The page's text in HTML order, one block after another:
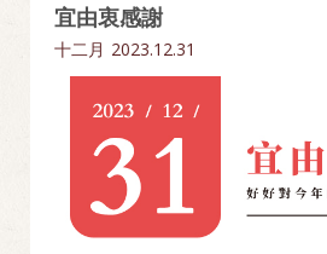
宜由衷感謝
十二月 2023.12.31